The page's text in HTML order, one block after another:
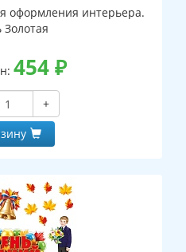
оформления интерьера.
Золотая
454₽
+